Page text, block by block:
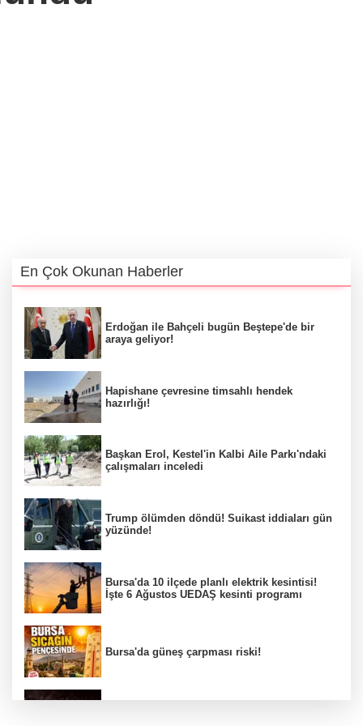
En Çok Okunan Haberler
Erdoğan ile Bahçeli bugün Beştepe'de bir
araya geliyor!
Hapishane çevresine timsahlı hendek
hazırlığı!
Başkan Erol, Kestel'in Kalbi Aile Parkı'ndaki
çalışmaları inceledi
Trump ölümden döndü! Suikast iddiaları gün
yüzünde!
Bursa'da 10 ilçede planlı elektrik kesintisi!
İşte 6 Ağustos UEDAŞ kesinti programı
Bursa'da güneş çarpması riski!